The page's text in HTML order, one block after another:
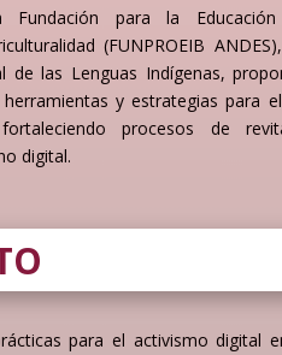
para la
(FUNPROEIB
de las Lenguas Indígenas,
y estrategias para
procesos de
digital.
para el activismo digital